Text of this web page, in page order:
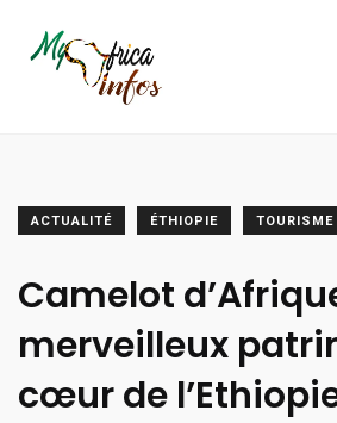
ACTUALITÉ ÉTHIOPIE TOURISME
Camelot
merveilleux
cœur de